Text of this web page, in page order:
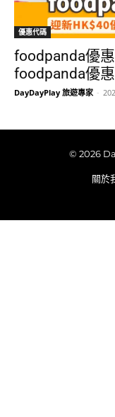
優惠代碼
foodpanda優
foodpanda優
DayDayPlay 旅遊專家 -
© 2026
關於